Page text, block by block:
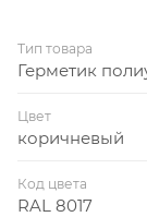
Тип товара
Герметик
Цвет
коричневый
Код цвета
RAL 8017